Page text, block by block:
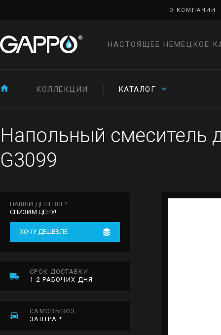
О КОМПАНИИ
НАСТОЯЩЕЕ НЕМЕЦКОЕ
КОЛЛЕКЦИИ КАТАЛОГ
Напольный смеситель
G3099
НАШЛИ ДЕШЕВЛЕ?
СНИЗИМ ЦЕНУ!
ХОЧУ ДЕШЕВЛЕ
СРОК ДОСТАВКИ:
1-2 РАБОЧИХ ДНЯ
САМОВЫВОЗ:
ЗАВТРА *